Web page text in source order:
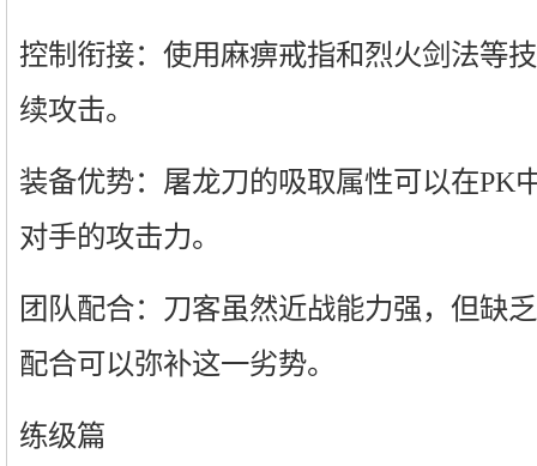
控制衔接：使用麻痹戒指和烈火剑法等
续攻击。
装备优势：屠龙刀的吸取属性可以在PK
对手的攻击力。
团队配合：刀客虽然近战能力强，但缺
配合可以弥补这一劣势。
练级篇